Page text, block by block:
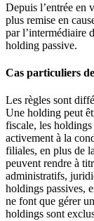
Depuis l’entrée en
plus remise en
par l’intermédiaire
holding passive.
Cas particuliers
Les règles sont
Une holding peut
fiscale, les
activement à la
filiales, en plus de
peuvent rendre à
administratifs,
holdings passives,
ne font que gérer
holdings sont